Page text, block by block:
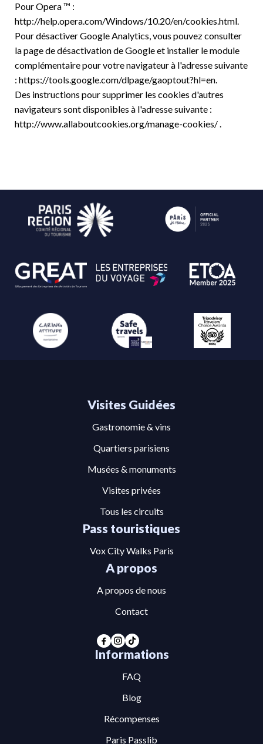
Pour Opera ™ :
http://help.opera.com/Windows/10.20/en/cookies.html.
Pour désactiver Google Analytics, vous pouvez consulter
la page de désactivation de Google et installer le module
complémentaire pour votre navigateur à l'adresse suivante
: https://tools.google.com/dlpage/gaoptout?hl=en.
Des instructions pour supprimer les cookies d'autres
navigateurs sont disponibles à l'adresse suivante :
http://www.allaboutcookies.org/manage-cookies/ .
Visites Guidées
Gastronomie & vins
Quartiers parisiens
Musées & monuments
Visites privées
Tous les circuits
Pass touristiques
Vox City Walks Paris
A propos
A propos de nous
Contact
Informations
FAQ
Blog
Récompenses
Paris Passlib